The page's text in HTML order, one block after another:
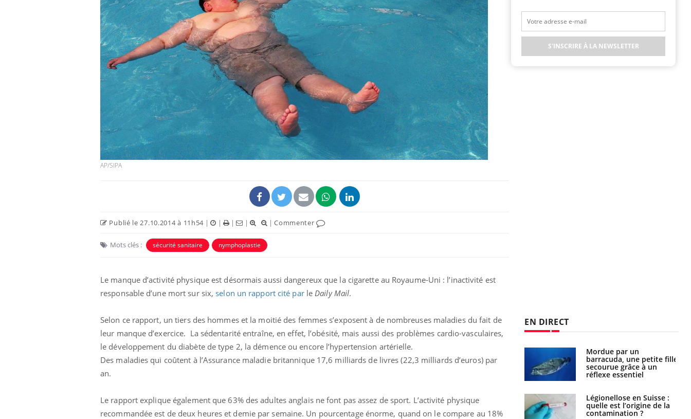
AP/SIPA
Publié le 27.10.2014 à 11h54 | | | | |Commenter
Mots clés : sécurité sanitaire nymphoplastie
Le manque d’activité physique est désormais aussi dangereux que la cigarette au Royaume-Uni : l’inactivité est
responsable d’une mort sur six, selon un rapport cité parle Daily Mail.
Selon ce rapport, un tiers des hommes et la moitié des femmes s’exposent à de nombreuses maladies du fait de
leur manque d’exercice. La sédentarité entraîne, en effet, l’obésité, mais aussi des problèmes cardio-vasculaires,
le développement du diabète de type 2, la démence ou encore l’hypertension artérielle.
Des maladies qui coûtent à l’Assurance maladie britannique 17,6 milliards de livres (22,3 milliards d’euros) par
an.
Le rapport explique également que 63% des adultes anglais ne font pas assez de sport. L’activité physique
recommandée est de deux heures et demie par semaine. Un pourcentage énorme, quand on le compare au 18%
EN DIRECT
Fortes chaleurs :
pourquoi le risque de
noyade grimpe-t-il ?
Le Viagra pourrait-il
freiner la propagation du
cancer ?
Grossesse et chaleur : ce
que dit la science
Le smartphone nuit-il à
l'apprentissage de la
lecture ?
Mordue par un
barracuda, une petite fille
secourue grâce à un
réflexe essentiel
Légionellose en Suisse :
quelle est l’origine de la
contamination ?
Comment gérer le
sommeil des enfants en
vacances ?
Bilan prévention : ce que
les kinés pourront
bientôt faire
S'INSCRIRE À LA NEWSLETTER